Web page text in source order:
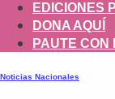
EDICIONES
DONA AQUÍ
PAUTE CON
Noticias Nacionales